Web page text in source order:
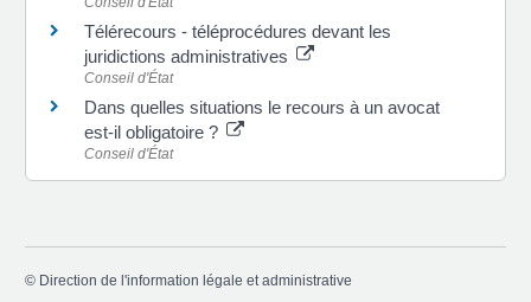
Télérecours - téléprocédures devant les
juridictions administratives
Conseil d'État
Dans quelles situations le recours à un avocat
est-il obligatoire ?
Conseil d'État
© Direction de l'information légale et administrative